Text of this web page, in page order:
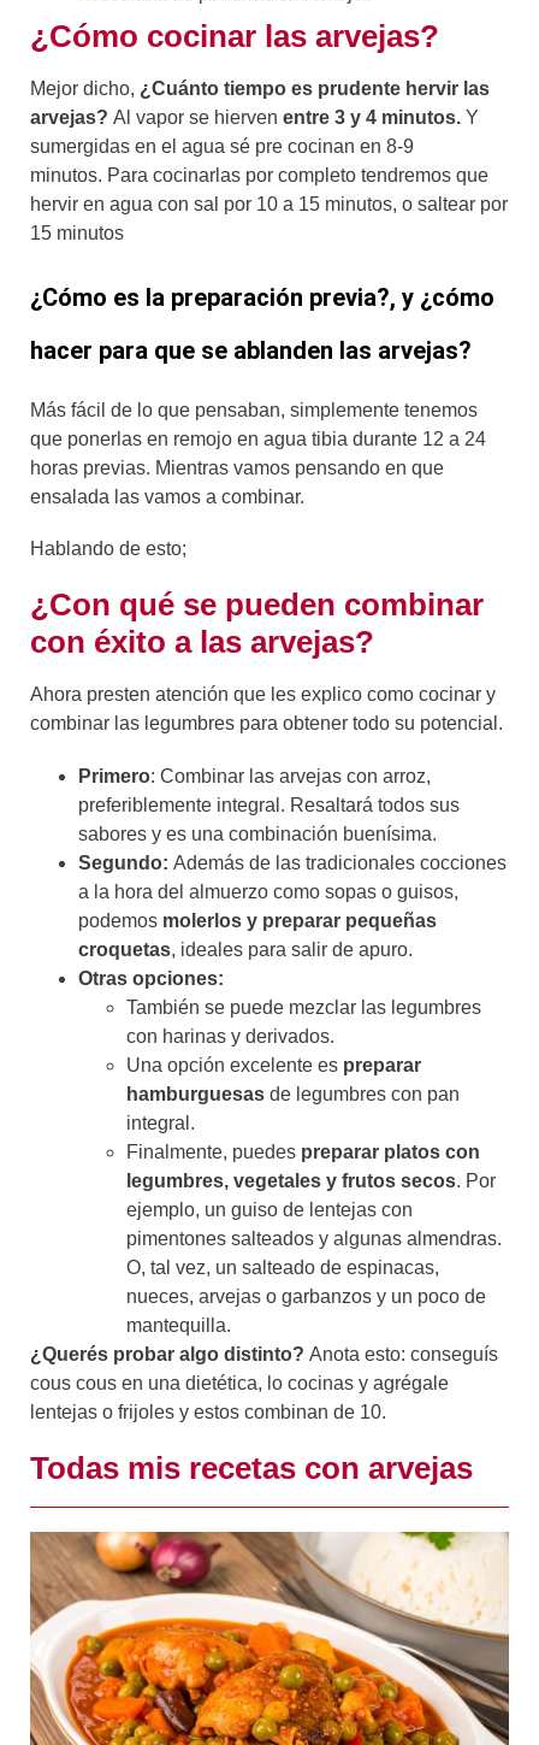
¿Cómo cocinar las arvejas?
Mejor dicho, ¿Cuánto tiempo es prudente hervir las
arvejas? Al vapor se hierven entre 3 y 4 minutos. Y
sumergidas en el agua sé pre cocinan en 8-9
minutos. Para cocinarlas por completo tendremos que
hervir en agua con sal por 10 a 15 minutos, o saltear por
15 minutos
¿Cómo es la preparación previa?, y ¿cómo
hacer para que se ablanden las arvejas?
Más fácil de lo que pensaban, simplemente tenemos
que ponerlas en remojo en agua tibia durante 12 a 24
horas previas. Mientras vamos pensando en que
ensalada las vamos a combinar.
Hablando de esto;
¿Con qué se pueden combinar
con éxito a las arvejas?
Ahora presten atención que les explico como cocinar y
combinar las legumbres para obtener todo su potencial.
Primero: Combinar las arvejas con arroz,
preferiblemente integral. Resaltará todos sus
sabores y es una combinación buenísima.
Segundo: Además de las tradicionales cocciones
a la hora del almuerzo como sopas o guisos,
podemos molerlos y preparar pequeñas
croquetas, ideales para salir de apuro.
Otras opciones:
También se puede mezclar las legumbres
con harinas y derivados.
Una opción excelente es preparar
hamburguesas de legumbres con pan
integral.
Finalmente, puedes preparar platos con
legumbres, vegetales y frutos secos. Por
ejemplo, un guiso de lentejas con
pimentones salteados y algunas almendras.
O, tal vez, un salteado de espinacas,
nueces, arvejas o garbanzos y un poco de
mantequilla.
¿Querés probar algo distinto? Anota esto: conseguís
cous cous en una dietética, lo cocinas y agrégale
lentejas o frijoles y estos combinan de 10.
Todas mis recetas con arvejas